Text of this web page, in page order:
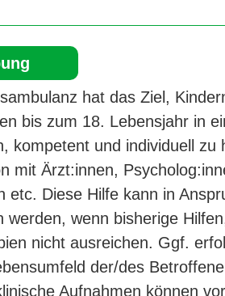
hat das Ziel,
bis zum 18. Lebensjahr in
kompetent und individuell zu
mit Ärzt:innen,
etc. Diese Hilfe kann in
werden, wenn bisherige
nicht ausreichen. Ggf.
der/des
Aufnahmen können